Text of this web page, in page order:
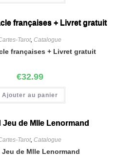
Tarot, Catalogue
françaises + Livret gratuit
€32.99
Ajouter au panier
Tarot, Catalogue
Jeu de Mlle Lenormand